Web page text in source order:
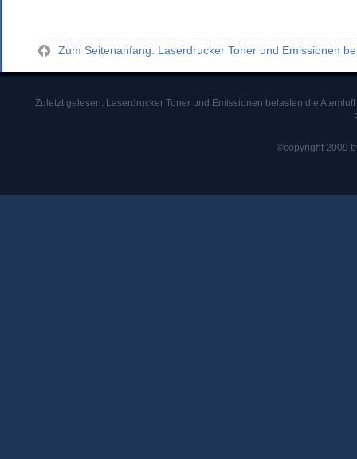
Zum Seitenanfang: Laserdrucker Toner und Emissionen
Zuletzt gelesen: Laserdrucker Toner und Emissionen belasten die Atemluft
©copyright 2009